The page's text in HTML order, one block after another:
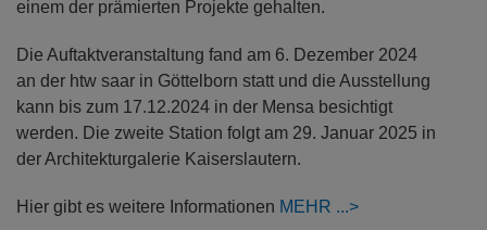
einem der prämierten Projekte gehalten.
Die Auftaktveranstaltung fand am 6. Dezember 2024
an der htw saar in Göttelborn statt und die Ausstellung
kann bis zum 17.12.2024 in der Mensa besichtigt
werden. Die zweite Station folgt am 29. Januar 2025 in
der Architekturgalerie Kaiserslautern.
Hier gibt es weitere Informationen MEHR